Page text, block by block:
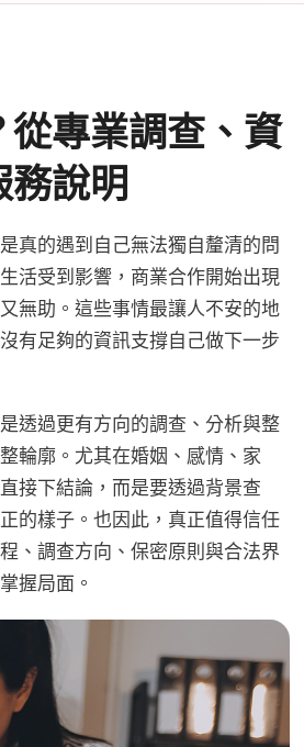
專業調查、資
說明
真的遇到自己無法獨自釐清的問
活受到影響，商業合作開始出現
無助。這些事情最讓人不安的地
有足夠的資訊支撐自己做下一步
透過更有方向的調查、分析與整
輪廓。尤其在婚姻、感情、家
接下結論，而是要透過背景查
的樣子。也因此，真正值得信任
、調查方向、保密原則與合法界
握局面。